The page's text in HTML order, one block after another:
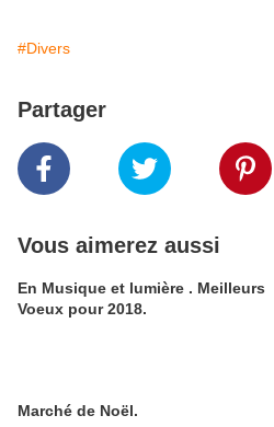
#Divers
Partager
Vous aimerez aussi
En Musique et lumière . Meilleurs
Voeux pour 2018.
Marché de Noël.